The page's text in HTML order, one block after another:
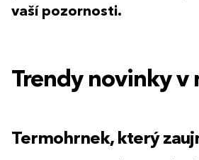
vaší pozornosti.
Trendy novinky v
Termohrnek, který